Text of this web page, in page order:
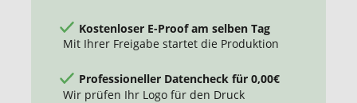
Kostenloser E-Proof am selben Tag
Mit Ihrer Freigabe startet die Produktion
Professioneller Datencheck für 0,00€
Wir prüfen Ihr Logo für den Druck